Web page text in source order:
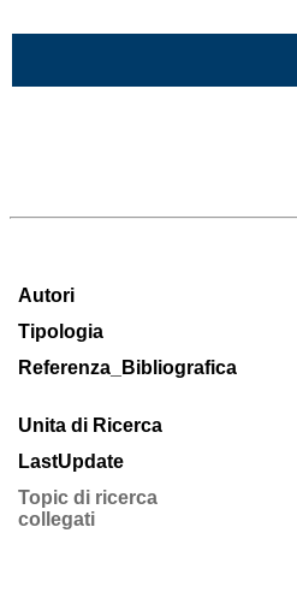
Autori
Tipologia
Referenza_Bibliografica
Unita di Ricerca
LastUpdate
Topic di ricerca
collegati